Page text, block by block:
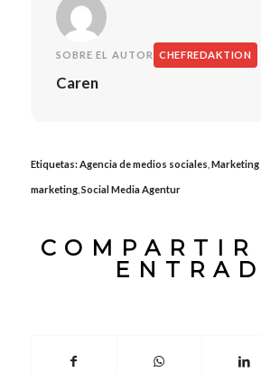
SOBRE EL AUTOR CHEFREDAKTION
Caren
Etiquetas:Agencia de medios sociales Marketing
marketing, Social Media Agentur